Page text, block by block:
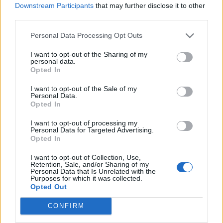
Downstream Participants that may further disclose it to other
Personal Data Processing Opt Outs
I want to opt-out of the Sharing of my
personal data.
Opted In
I want to opt-out of the Sale of my
Personal Data.
Opted In
I want to opt-out of processing my
Personal Data for Targeted Advertising.
Opted In
I want to opt-out of Collection, Use,
Retention, Sale, and/or Sharing of my
Personal Data that Is Unrelated with the
Purposes for which it was collected.
Opted Out
CONFIRM
αλλοίωση στοιχείων και για την αποφυγή
ενισχύσεων.
Παράλληλα, αναδεικνύονται επικοινωνίες και
ενέργειες που υποδηλώνουν άσκηση πολιτικής
επιρροής προς όφελος συγκεκριμένων αιτούντων,
γεγονός που εντείνει τα ερωτήματα για τη
λειτουργία του Οργανισμού και τον βαθμό
ανεξαρτησίας του .
Η αιτιώδης συνάφεια που προκύπτει από τα
στοιχεία της δικογραφίας είναι κρίσιμη:
παρεμβάσεις σε ελεγκτικούς και διοικητικούς
μηχανισμούς φέρονται να συνδέονται με
συγκεκριμένα αποτελέσματα, όπως η ευνοϊκή